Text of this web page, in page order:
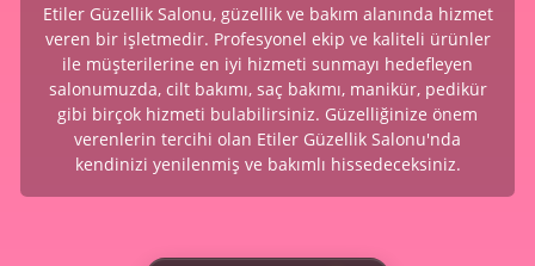
Etiler Güzellik Salonu, güzellik ve bakım alanında hizmet
veren bir işletmedir. Profesyonel ekip ve kaliteli ürünler
ile müşterilerine en iyi hizmeti sunmayı hedefleyen
salonumuzda, cilt bakımı, saç bakımı, manikür, pedikür
gibi birçok hizmeti bulabilirsiniz. Güzelliğinize önem
verenlerin tercihi olan Etiler Güzellik Salonu'nda
kendinizi yenilenmiş ve bakımlı hissedeceksiniz.